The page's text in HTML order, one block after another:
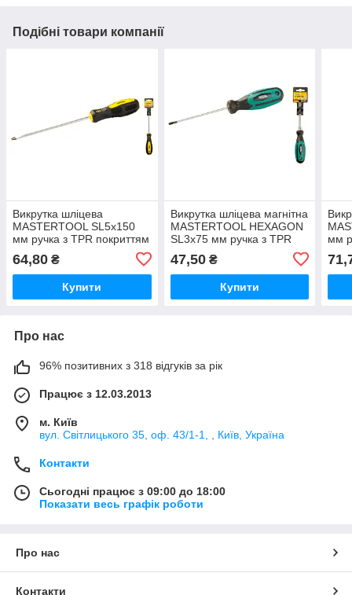
Подібні товари компанії
Викрутка шліцева
MASTERTOOL SL5х150
мм ручка з TPR покриттям
64,80 ₴
Купити
Викрутка шліцева магнітна
MASTERTOOL HEXAGON
SL3х75 мм ручка з TPR
47,50₴
Купити
мм
Про нас
96% позитивних з 318 відгуків за рік
Працює з 12.03.2013
м. Київ
вул. Світлицького 35, оф. 43/1-1, , Київ, Україна
Контакти
Сьогодні працює з 09:00 до 18:00
Показати весь графік роботи
Про нас
Контакти